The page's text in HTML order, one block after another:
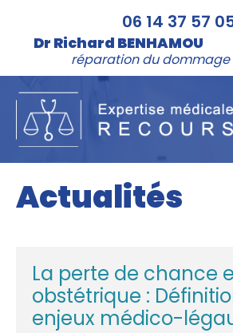
contenu
06 14 37 57
Dr Richard BENHAMOU
réparation du
Actualités
La perte de chance
obstétrique :
enjeux médico-